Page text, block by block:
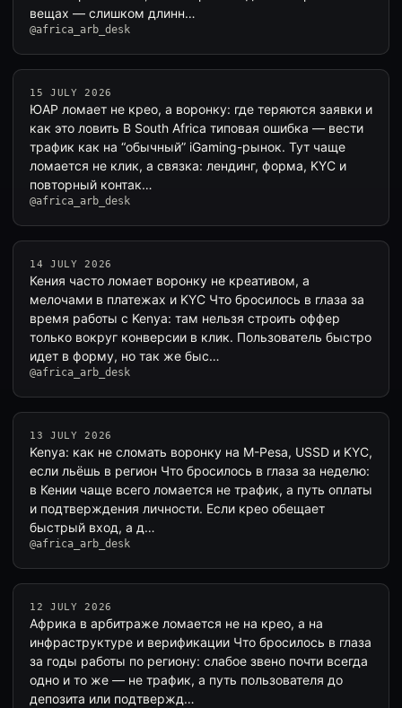
вещах — слишком длинн…
@africa_arb_desk
15 JULY 2026
ЮАР ломает не крео, а воронку: где теряются заявки и
как это ловить В South Africa типовая ошибка — вести
трафик как на “обычный” iGaming-рынок. Тут чаще
ломается не клик, а связка: лендинг, форма, KYC и
повторный контак…
@africa_arb_desk
14 JULY 2026
Кения часто ломает воронку не креативом, а
мелочами в платежах и KYC Что бросилось в глаза за
время работы с Kenya: там нельзя строить оффер
только вокруг конверсии в клик. Пользователь быстро
идет в форму, но так же быс…
@africa_arb_desk
13 JULY 2026
Kenya: как не сломать воронку на M-Pesa, USSD и KYC,
если льёшь в регион Что бросилось в глаза за неделю:
в Кении чаще всего ломается не трафик, а путь оплаты
и подтверждения личности. Если крео обещает
быстрый вход, а д…
@africa_arb_desk
12 JULY 2026
Африка в арбитраже ломается не на крео, а на
инфраструктуре и верификации Что бросилось в глаза
за годы работы по региону: слабое звено почти всегда
одно и то же — не трафик, а путь пользователя до
депозита или подтвержд…